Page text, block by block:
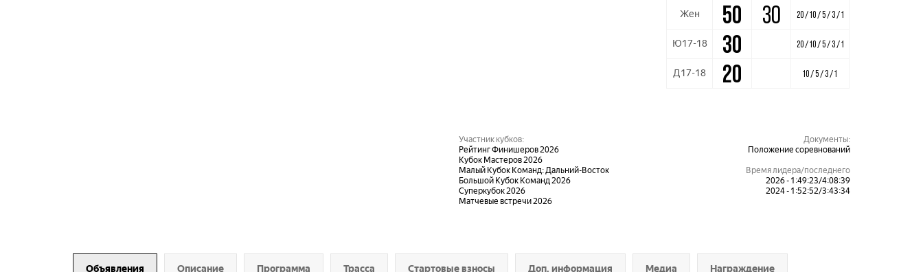
Жен 50 30 20 / 10 / 5 / 3 / 1
Ю17-18 30 20 / 10 / 5 / 3 / 1
Д17-18 20 10 / 5 / 3 / 1
Участник кубков:
Рейтинг Финишеров 2026
Кубок Мастеров 2026
Малый Кубок Команд: Дальний-Восток
Большой Кубок Команд 2026
Суперкубок 2026
Матчевые встречи 2026
Документы:
Положение соревнований
Время лидера/последнего
2026 - 1:49:23/4:08:39
2024 - 1:52:52/3:43:34
Объявления Описание Программа Трасса Стартовые взносы Доп. информация Медиа Награждение